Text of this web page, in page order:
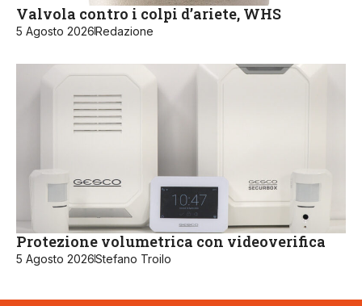
Valvola contro i colpi d’ariete, WHS
5 Agosto 2026Redazione
Protezione volumetrica con videoverifica
5 Agosto 2026Stefano Troilo